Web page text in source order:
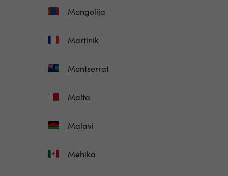
Mongolija
Martinik
Montserrat
Malta
Malavi
Mehika